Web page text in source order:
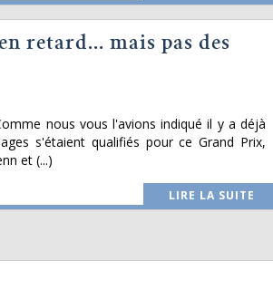
retard... mais pas des
nous vous l'avions indiqué il y a déjà
s'étaient qualifiés pour ce Grand Prix,
et (...)
LIRE LA SUITE